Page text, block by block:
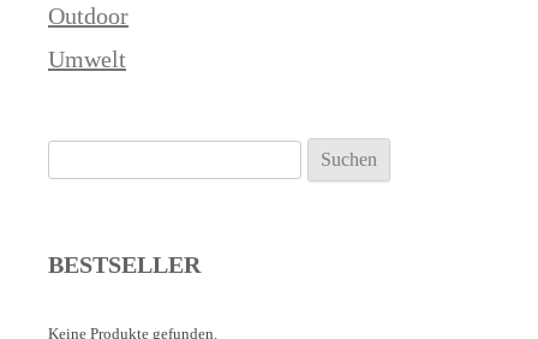
Outdoor
Umwelt
nach:
BESTSELLER
Keine Produkte gefunden.